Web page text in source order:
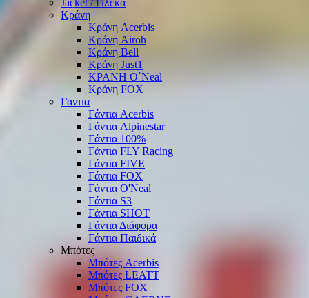
Jacket / Γιλέκα
Κράνη
Κράνη Acerbis
Κράνη Airoh
Κράνη Bell
Κράνη Just1
ΚΡΑΝΗ O΄Νeal
Κράνη FOX
Γαντια
Γάντια Acerbis
Γάντια Alpinestar
Γάντια 100%
Γάντια FLY Racing
Γάντια FIVE
Γάντια FOX
Γάντια O'Νeal
Γάντια S3
Γάντια SHOT
Γάντια Διάφορα
Γάντια Παιδικά
Μπότες
Μπότες Acerbis
Μπότες LEATT
Μπότες FOX